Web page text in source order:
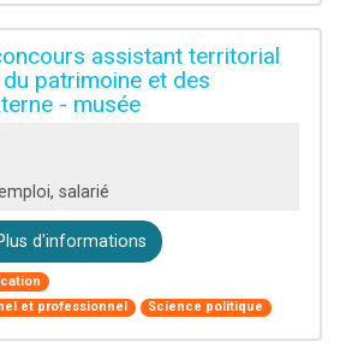
assistant territorial
patrimoine et des
- musée
salarié
d'informations
et professionnel
Science politique